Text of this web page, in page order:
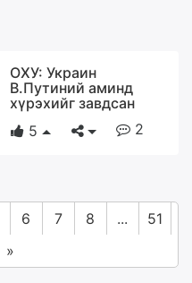
ОХУ: Украин
В.Путиний аминд
хүрэхийг завдсан
5
2
6 7 8 ...
51
»